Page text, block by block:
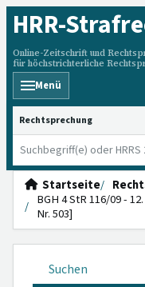
HRR-
Online-Zeitschrift und
für höchstrichterliche
Menü
HRRS durchsuchen
Startseite
BGH 4 StR 116/09 -
Nr. 503]
Suchen